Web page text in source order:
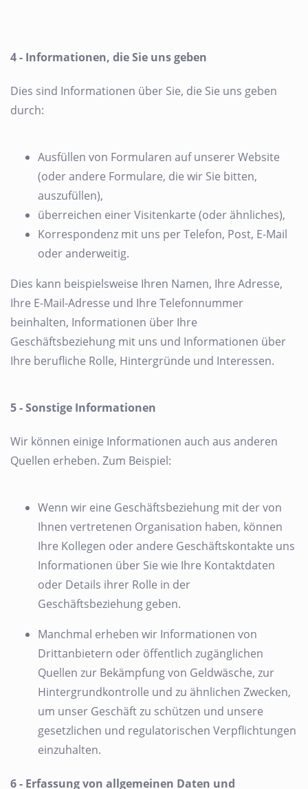
4 - Informationen, die Sie uns geben
Dies sind Informationen über Sie, die Sie uns geben
durch:
Ausfüllen von Formularen auf unserer Website
(oder andere Formulare, die wir Sie bitten,
auszufüllen),
überreichen einer Visitenkarte (oder ähnliches),
Korrespondenz mit uns per Telefon, Post, E-Mail
oder anderweitig.
Dies kann beispielsweise Ihren Namen, Ihre Adresse,
Ihre E-Mail-Adresse und Ihre Telefonnummer
beinhalten, Informationen über Ihre
Geschäftsbeziehung mit uns und Informationen über
Ihre berufliche Rolle, Hintergründe und Interessen.
5 - Sonstige Informationen
Wir können einige Informationen auch aus anderen
Quellen erheben. Zum Beispiel:
Wenn wir eine Geschäftsbeziehung mit der von
Ihnen vertretenen Organisation haben, können
Ihre Kollegen oder andere Geschäftskontakte uns
Informationen über Sie wie Ihre Kontaktdaten
oder Details ihrer Rolle in der
Geschäftsbeziehung geben.
Manchmal erheben wir Informationen von
Drittanbietern oder öffentlich zugänglichen
Quellen zur Bekämpfung von Geldwäsche, zur
Hintergrundkontrolle und zu ähnlichen Zwecken,
um unser Geschäft zu schützen und unsere
gesetzlichen und regulatorischen Verpflichtungen
einzuhalten.
6 - Erfassung von allgemeinen Daten und